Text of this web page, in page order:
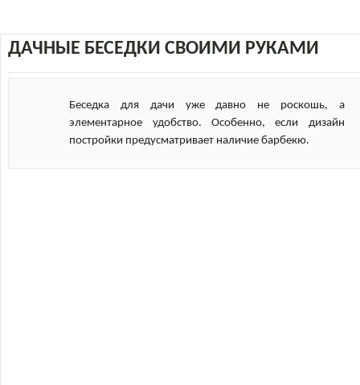
ДАЧНЫЕ БЕСЕДКИ СВОИМИ РУКАМИ
Беседка для дачи уже давно не роскошь, а
элементарное удобство. Особенно, если дизайн
постройки предусматривает наличие барбекю.